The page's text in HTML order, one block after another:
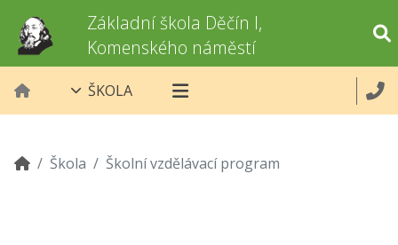
Základní škola Děčín I,
Komenského náměstí
ŠKOLA
Škola Školní vzdělávací program